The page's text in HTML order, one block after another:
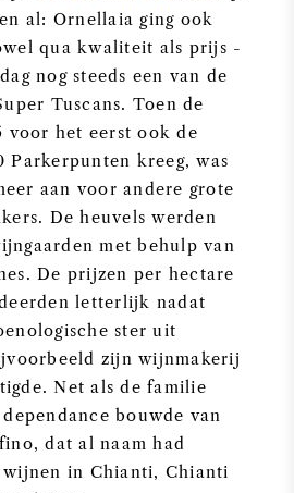
al: Ornellaia ging ook
qua kwaliteit als prijs -
nog steeds een van de
Tuscans. Toen de
voor het eerst ook de
Parkerpunten kreeg, was
aan voor andere grote
De heuvels werden
met behulp van
De prijzen per hectare
letterlijk nadat
ster uit
zijn wijnmakerij
Net als de familie
bouwde van
dat al naam had
wijnen in Chianti, Chianti